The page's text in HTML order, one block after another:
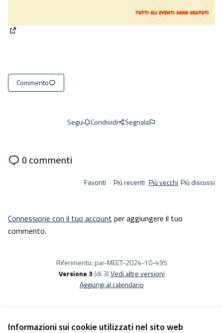
Informazioni sui cookie utilizzati nel sito web
Commento
Segui Condividi Segnala
0 commenti
Favoriti Più recenti Più vecchi Più discussi
Connessione con il tuo account per aggiungere il tuo
commento.
Riferimento: par-MEET-2024-10-495
Versione 3 (di 3) vedi altre versioni
Aggiungi al calendario